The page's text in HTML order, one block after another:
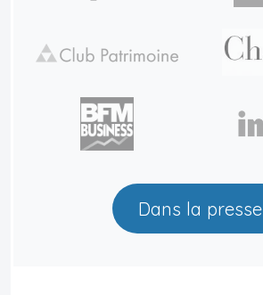
Dans la presse